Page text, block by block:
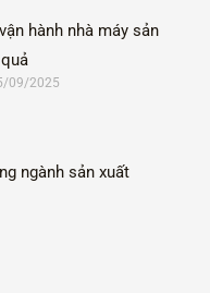
hành nhà máy sản
09/2025
ngành sản xuất